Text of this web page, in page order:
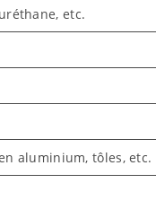
etc.
aluminium, tôles, etc.